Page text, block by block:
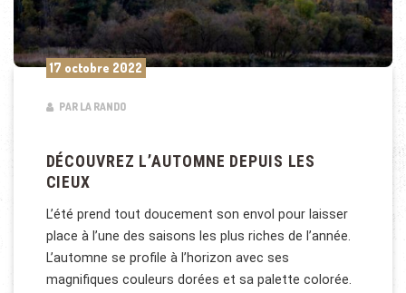
17 octobre 2022
PAR LA RANDO
DÉCOUVREZ L’AUTOMNE DEPUIS LES
CIEUX
L’été prend tout doucement son envol pour laisser
place à l’une des saisons les plus riches de l’année.
L’automne se profile à l’horizon avec ses
magnifiques couleurs dorées et sa palette colorée.